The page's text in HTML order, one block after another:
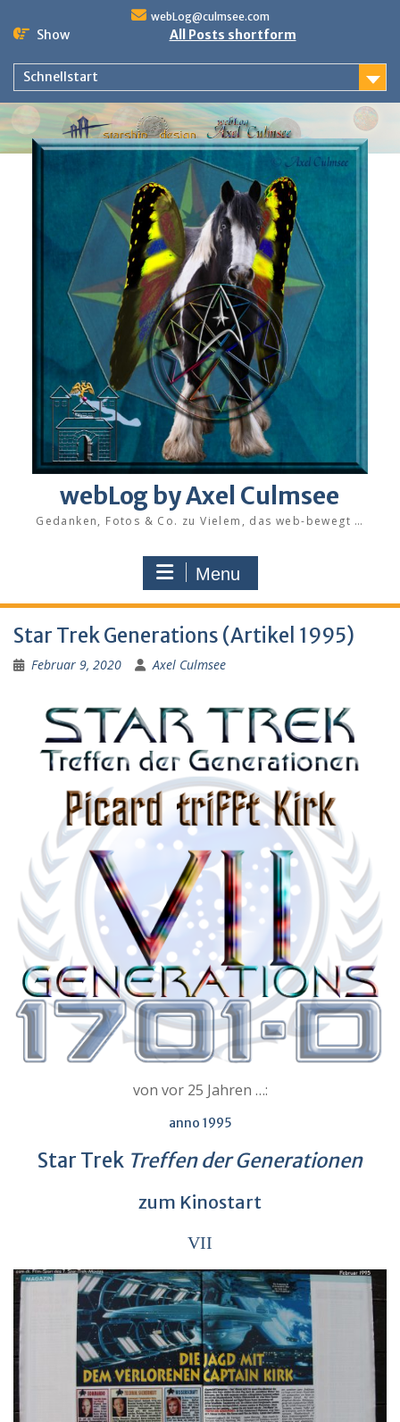
webLog@culmsee.com
Show All Posts shortform
Schnellstart
webLog by Axel Culmsee
Gedanken, Fotos & Co. zu Vielem, das web-bewegt …
Menu
Star Trek Generations (Artikel 1995)
Februar 9, 2020 Axel Culmsee
von vor 25 Jahren …:
anno 1995
Star Trek Treffen der Generationen
zum Kinostart
VII